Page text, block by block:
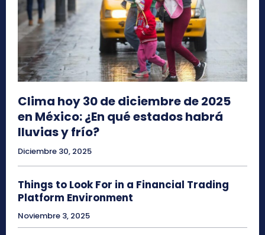
Clima hoy 30 de diciembre de 2025
en México: ¿En qué estados habrá
lluvias y frío?
Diciembre 30, 2025
Things to Look For in a Financial Trading
Platform Environment
Noviembre 3, 2025